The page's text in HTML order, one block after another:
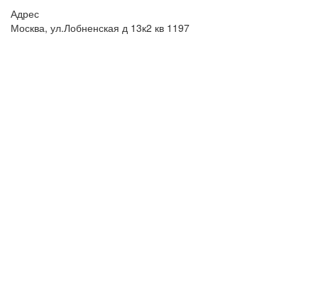
Адрес
Москва, ул.Лобненская д 13к2 кв 1197